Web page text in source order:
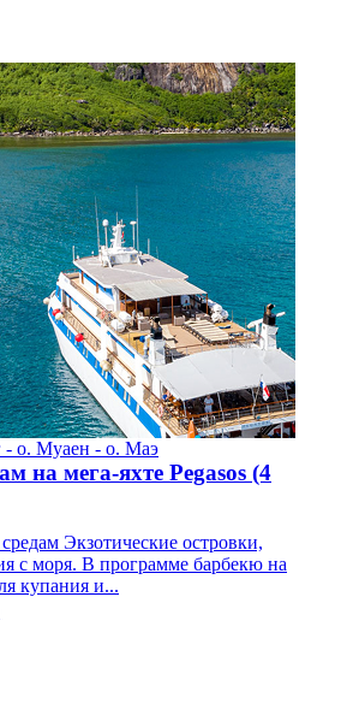
- о. Муаен - о. Маэ
на мега-яхте Pegasos (4
Экзотические островки,
с моря. В программе барбекю на
купания и...